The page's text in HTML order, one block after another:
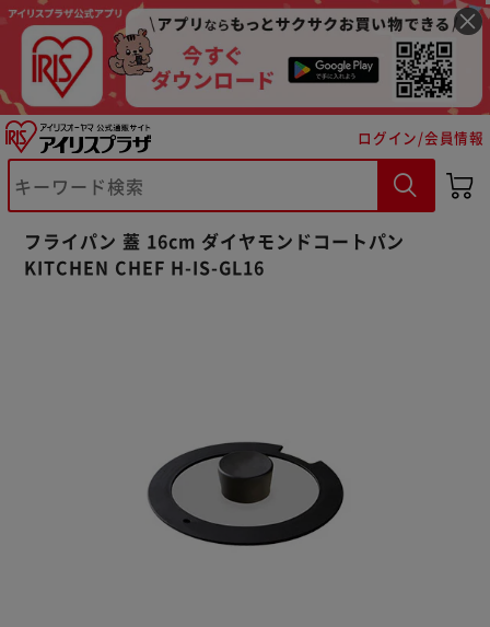
ログイン/会員情報
フライパン 蓋 16cm ダイヤモンドコートパン
KITCHEN CHEF H-IS-GL16
※ご確認ください